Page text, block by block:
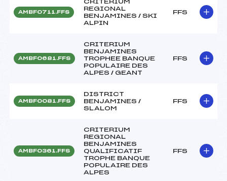
AMBF0711.FFS
CRITERIUM
REGIONAL
BENJAMINES / SKI
ALPIN
FFS
AMBF0681.FFS
CRITERIUM
BENJAMINES
TROPHEE BANQUE
POPULAIRE DES
ALPES / GEANT
FFS
AMBF0081.FFS
DISTRICT
BENJAMINES /
SLALOM
FFS
AMBF0361.FFS
CRITERIUM
REGIONAL
BENJAMINES
QUALIFICATIF
TROPHE BANQUE
POPULAIRE DES
ALPES
FFS